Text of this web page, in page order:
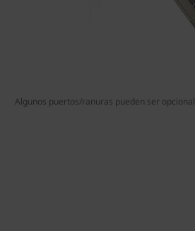
Algunos puertos/ranuras pueden ser